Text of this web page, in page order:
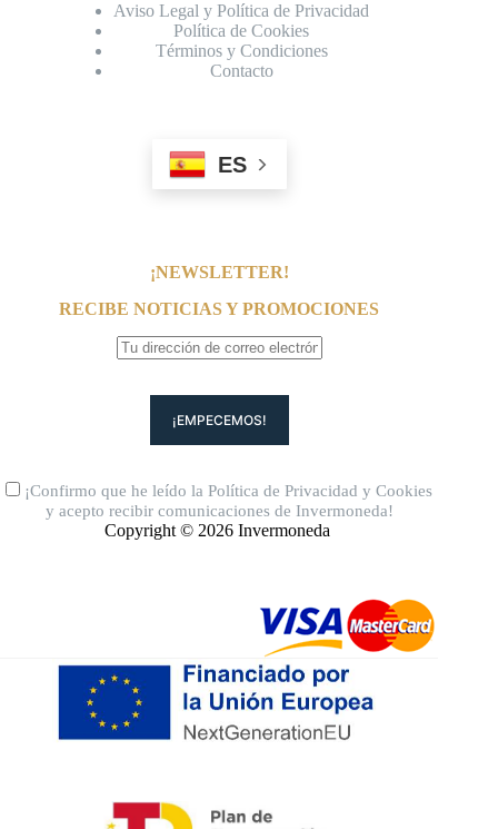
Aviso Legal y Política de Privacidad
Política de Cookies
Términos y Condiciones
Contacto
ES
¡NEWSLETTER!
RECIBE NOTICIAS Y PROMOCIONES
¡Confirmo que he leído laPolítica de Privacidad yCookies
y acepto recibir comunicaciones de Invermoneda!
Copyright © 2026 Invermoneda